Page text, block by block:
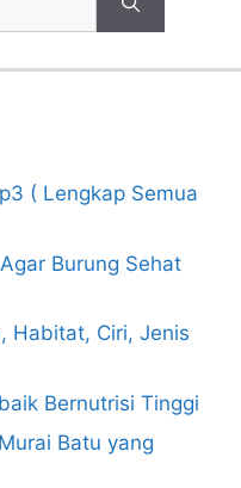
( Lengkap Semua
Burung Sehat
Habitat, Ciri, Jenis
Bernutrisi Tinggi
Batu yang